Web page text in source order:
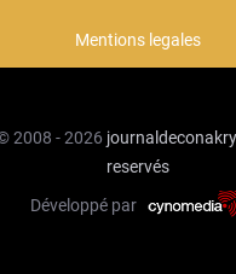
Mentions legales
2008 - 2026
reservés
Développé par